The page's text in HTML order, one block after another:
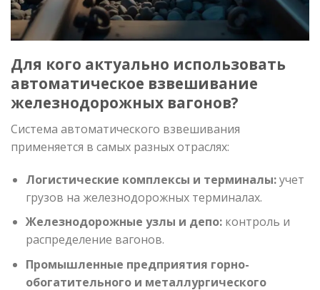
Для кого актуально использовать
автоматическое взвешивание
железнодорожных вагонов?
Система автоматического взвешивания
применяется в самых разных отраслях:
Логистические комплексы и терминалы:учет
грузов на железнодорожных терминалах.
Железнодорожные узлы и депо:контроль и
распределение вагонов.
Промышленные предприятия горно-
обогатительного и металлургического